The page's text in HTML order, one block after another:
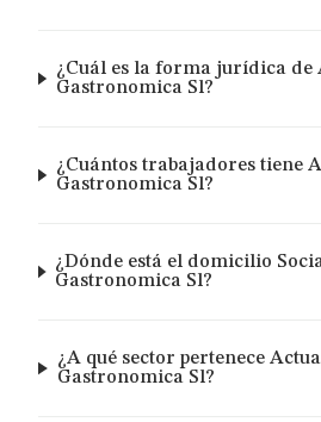
¿Cuál es la forma jurídica de
Gastronomica Sl?
¿Cuántos trabajadores tiene
Gastronomica Sl?
¿Dónde está el domicilio
Gastronomica Sl?
¿A qué sector pertenece
Gastronomica Sl?